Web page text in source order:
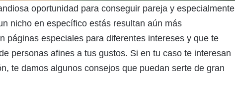
oportunidad para conseguir pareja y especialmente
nicho en específico estás resultan aún más
páginas especiales para diferentes intereses y que te
personas afines a tus gustos. Si en tu caso te interesan
te damos algunos consejos que puedan serte de gran